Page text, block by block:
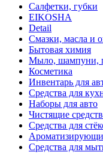
Салфетки, губки
EIKOSHA
Detail
Смазки, масла и
Бытовая химия
Мыло, шампуни,
Косметика
Инвентарь для
Средства для
Наборы для авто
Чистящие
Средства для
Средства для